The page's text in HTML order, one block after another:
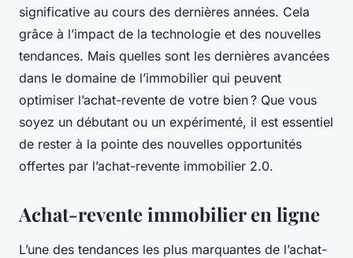
significative au cours des dernières années. Cela
grâce à l’impact de la technologie et des nouvelles
tendances. Mais quelles sont les dernières avancées
dans le domaine de l’immobilier qui peuvent
optimiser l’achat-revente de votre bien ? Que vous
soyez un débutant ou un expérimenté, il est essentiel
de rester à la pointe des nouvelles opportunités
offertes par l’achat-revente immobilier 2.0.
Achat-revente immobilier en ligne
L’une des tendances les plus marquantes de l’achat-